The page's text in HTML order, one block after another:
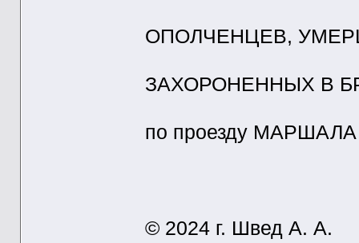
ОПОЛЧЕНЦЕВ,
ЗАХОРОНЕННЫХ В
по проезду
© 2024 г. Швед А. А.